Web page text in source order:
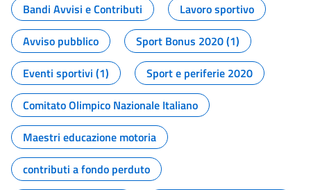
Bandi Avvisi e Contributi
Lavoro sportivo
Avviso pubblico
Sport Bonus 2020 (1)
Eventi sportivi (1)
Sport e periferie 2020
Comitato Olimpico Nazionale Italiano
Maestri educazione motoria
contributi a fondo perduto